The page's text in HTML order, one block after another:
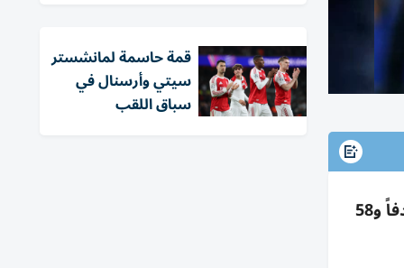
نيمار يعلن اعتزال اللعب الدولي بعد خروج البرازيل من مونديال وخسارة 2-1 أمام النرويج؛ أنهى مسيرته بـ80 هدفاً و58
قمة حاسمة لمانشستر
سيتي وأرسنال في
سباق اللقب